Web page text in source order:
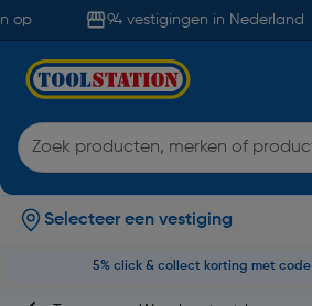
op 94 vestigingen in Nederland
Selecteer een vestiging
5% click & collect korting met code